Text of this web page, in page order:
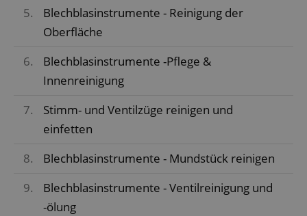
5.
Blechblasinstrumente - Reinigung der
Oberfläche
6.
Blechblasinstrumente -Pflege &
Innenreinigung
7.
Stimm- und Ventilzüge reinigen und
einfetten
8.
Blechblasinstrumente - Mundstück reinigen
9.
Blechblasinstrumente - Ventilreinigung und
-ölung